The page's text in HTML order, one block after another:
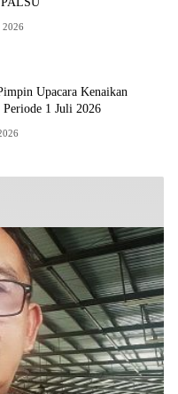
2026
Upacara Kenaikan
Periode 1 Juli 2026